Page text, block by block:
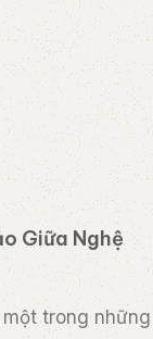
Với đường nét
thiện với môi
đến sự thoải
trọng. Đệm
độ đàn hồi và
hoặc Da Là